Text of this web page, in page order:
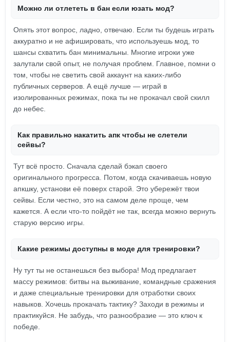
Можно ли отлететь в бан если юзать мод?
Опять этот вопрос, ладно, отвечаю. Если ты будешь играть
аккуратно и не афишировать, что используешь мод, то
шансы схватить бан минимальны. Многие игроки уже
залутали свой опыт, не получая проблем. Главное, помни о
том, чтобы не светить свой аккаунт на каких-либо
публичных серверов. А ещё лучше — играй в
изолированных режимах, пока ты не прокачал свой скилл
до небес.
Как правильно накатить апк чтобы не слетели
сейвы?
Тут всё просто. Сначала сделай бэкап своего
оригинального прогресса. Потом, когда скачиваешь новую
апкшку, установи её поверх старой. Это убережёт твои
сейвы. Если честно, это на самом деле проще, чем
кажется. А если что-то пойдёт не так, всегда можно вернуть
старую версию игры.
Какие режимы доступны в моде для тренировки?
Ну тут ты не останешься без выбора! Мод предлагает
массу режимов: битвы на выживание, командные сражения
и даже специальные тренировки для отработки своих
навыков. Хочешь прокачать тактику? Заходи в режимы и
практикуйся. Не забудь, что разнообразие — это ключ к
победе.